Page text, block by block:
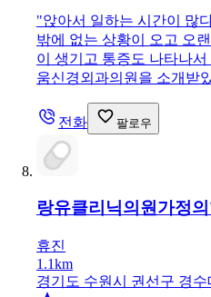
"앉아서 일하는 시간이 많
밖에 없는 상황이 오고 오
이 생기고 통증도 나타나
움신경외과의원을 소개받
전화 팔로우
랑유클리닉의원가정
휴진
1.1km
경기도 수원시 권선구 경